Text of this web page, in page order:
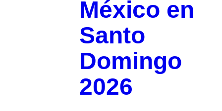
México en
Santo
Domingo
2026